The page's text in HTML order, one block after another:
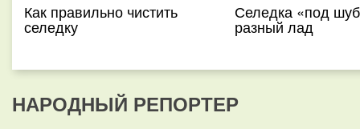
Как правильно чистить
селедку
Селедка «под
разный лад
НАРОДНЫЙ РЕПОРТЕР